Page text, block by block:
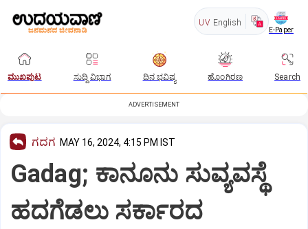
UV English
E-Paper
ಮುಖಪುಟ ಸುದ್ದಿ ವಿಭಾಗ ದಿನ ಭವಿಷ್ಯ ಹೊಂಗಿರಣ Search
ADVERTISEMENT
ಗದಗ MAY 16, 2024, 4:15 PM IST
Gadag; ಕಾನೂನು ಸುವ್ಯವಸ್ಥೆ
ಹದಗೆಡಲು ಸರ್ಕಾರದ